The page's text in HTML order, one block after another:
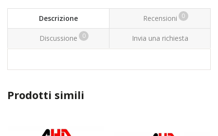
Descrizione Recensioni 0
Discussione 0 Invia una richiesta
Prodotti simili